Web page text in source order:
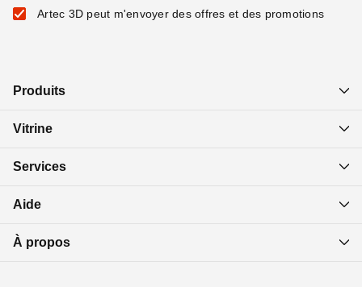
Artec 3D peut m'envoyer des offres et des promotions
Produits
Vitrine
Services
Aide
À propos